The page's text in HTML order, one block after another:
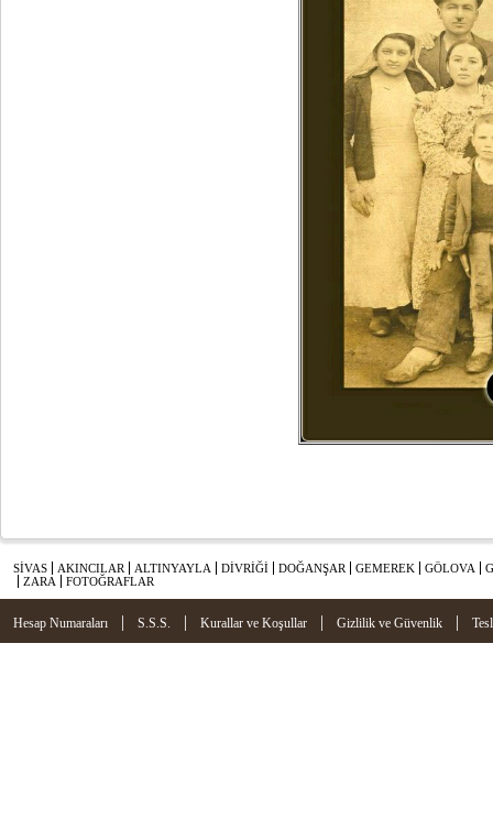
SİVAS AKINCILAR ALTINYAYLA DİVRİĞİ DOĞANŞAR GEMEREK GÖLOVA
ZARA
FOTOĞRAFLAR
Hesap Numaraları | S.S.S. | Kurallar ve Koşullar | Gizlilik ve Güvenlik |